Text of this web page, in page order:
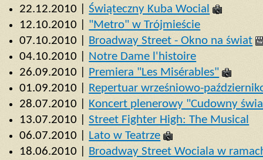
22.12.2010 |Świąteczny Kuba Wocial
12.10.2010 | "Metro" w Trójmieście
07.10.2010 |
Broadway Street - Okno na świat
04.10.2010 |
Notre Dame l'histoire
26.09.2010 |
Premiera "Les Misérables"
01.09.2010 |
Repertuar wrześniowo-
28.07.2010 |
Koncert plenerowy "Cudowny
13.07.2010 |Street Fighter High: The Musical
06.07.2010 |
Lato w Teatrze
18.06.2010 |
Broadway Street Wociala w